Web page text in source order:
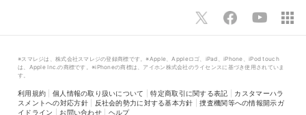
※スマレジは、株式会社スマレジの登録商標です。※Apple、Appleロゴ、iPad、iPhone、iPod touch
は、Apple Inc.の商標です。※iPhoneの商標は、アイホン株式会社のライセンスに基づき使用されていま
す。
利用規約 個人情報の取り扱いについて |特定商取引に関する表記
カスタマーハラ
スメントへの対応方針| 反社会的勢力に対する基本方針 |捜査機関等への情報開示ガ
イドライン
お問い合わせ| ヘルプ